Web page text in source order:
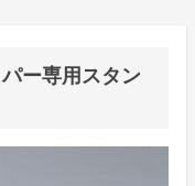
ー専用スタン